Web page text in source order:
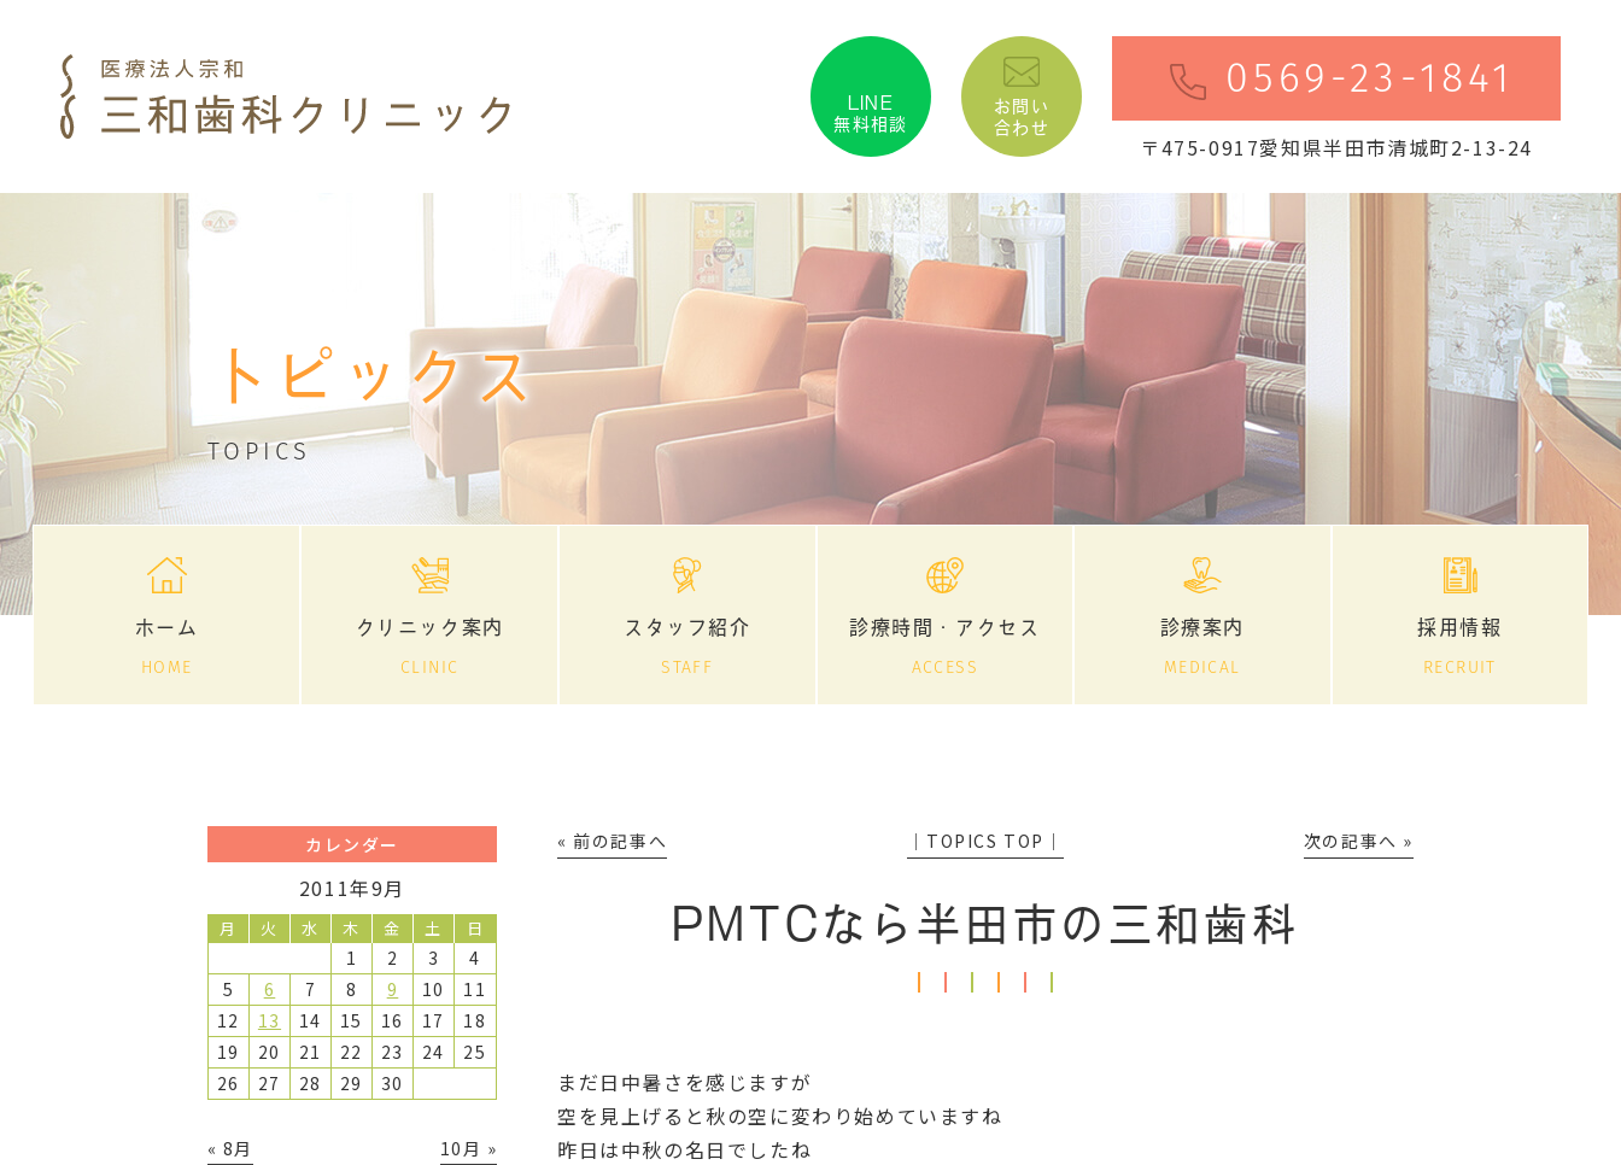
LINE
無料相談
お問い
合わせ
0569-23-1841
〒475-0917愛知県半田市清城町2-13-24
トピックス
TOPICS
ホーム
HOME
クリニック案内
CLINIC
スタッフ紹介
STAFF
診療時間・アクセス
ACCESS
診療案内
MEDICAL
採用情報
RECRUIT
« 前の記事へ │TOPICS TOP│ 次の記事へ »
PMTCなら半田市の三和歯科
まだ日中暑さを感じますが
空を見上げると秋の空に変わり始めていますね
昨日は中秋の名日でしたね
カレンダー
2011年9月
月 火 水 木 金 土 日
1 2 3
4
5
6 7 8 9 10
11
12
13 14 15 16 17
18
19
20 21 22 23 24
25
26
27 28 29 30
« 8月 10月 »